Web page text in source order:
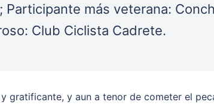
más veterana:
Club Ciclista Cadrete.
gratificante, y aun a tenor de cometer el